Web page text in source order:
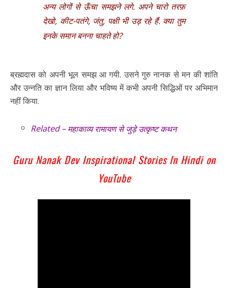
अन्य लोगों से ऊँचा समझने लगे. अपने चारो तरफ़
देखो, कीट-पतंगे, जंतु, पक्षी भी उड़ रहे हैं. क्या तुम
इनके समान बनना चाहते हो?
ब्रह्मदास को अपनी भूल समझ आ गयी. उसने गुरु नानक से मन की शांति
और उन्नति का ज्ञान लिया और भविष्य में कभी अपनी सिद्धिओं पर अभिमान
नहीं किया.
Related –महाकाव्य रामायण से जुड़े उत्कृष्ट कथन
Guru Nanak Dev Inspirational Stories In Hindi on
YouTube